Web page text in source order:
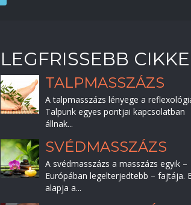
LEGFRISSEBB
TALPMASSZÁZS
A talpmasszázs lényege a
Talpunk egyes pontjai kapcsolatban
állnak...
SVÉDMASSZÁZS
A svédmasszázs a masszázs egyik –
Európában legelterjedtebb – fajtája.
alapja a...